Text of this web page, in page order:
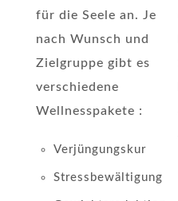
für die Seele an. Je
nach Wunsch und
Zielgruppe gibt es
verschiedene
Wellnesspakete :
Verjüngungskur
Stressbewältigung